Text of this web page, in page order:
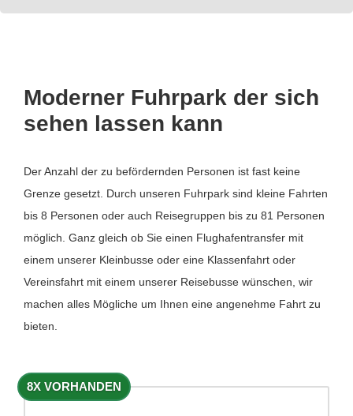
Moderner Fuhrpark der sich
sehen lassen kann
Der Anzahl der zu befördernden Personen ist fast keine
Grenze gesetzt. Durch unseren Fuhrpark sind kleine Fahrten
bis 8 Personen oder auch Reisegruppen bis zu 81 Personen
möglich. Ganz gleich ob Sie einen Flughafentransfer mit
einem unserer Kleinbusse oder eine Klassenfahrt oder
Vereinsfahrt mit einem unserer Reisebusse wünschen, wir
machen alles Mögliche um Ihnen eine angenehme Fahrt zu
bieten.
8X VORHANDEN